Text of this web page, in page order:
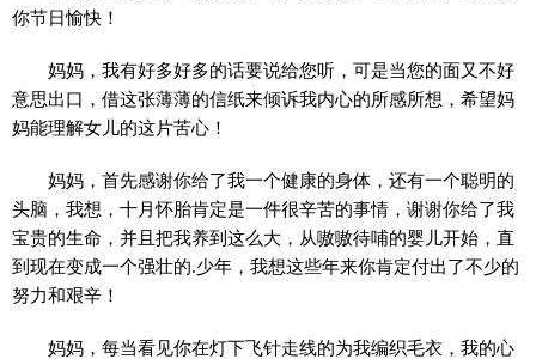
你节日愉快！
妈妈，我有好多好多的话要说给您听，可是当您的面又不好
意思出口，借这张薄薄的信纸来倾诉我内心的所感所想，希望妈
妈能理解女儿的这片苦心！
妈妈，首先感谢你给了我一个健康的身体，还有一个聪明的
头脑，我想，十月怀胎肯定是一件很辛苦的事情，谢谢你给了我
宝贵的生命，并且把我养到这么大，从嗷嗷待哺的婴儿开始，直
到现在变成一个强壮的.少年，我想这些年来你肯定付出了不少的
努力和艰辛！
妈妈，每当看见你在灯下飞针走线的为我编织毛衣，我的心